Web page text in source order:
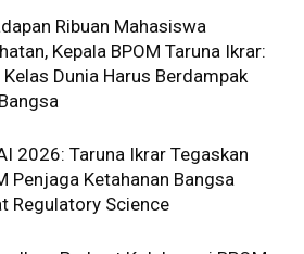
Ribuan Mahasiswa
Kepala BPOM Taruna Ikrar:
Kelas Dunia Harus Berdampak
2026: Taruna Ikrar Tegaskan
Penjaga Ketahanan Bangsa
Regulatory Science